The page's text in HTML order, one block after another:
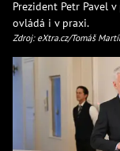
Prezident Petr Pavel
ovládá i v praxi.
Zdroj: eXtra.cz/Tomáš